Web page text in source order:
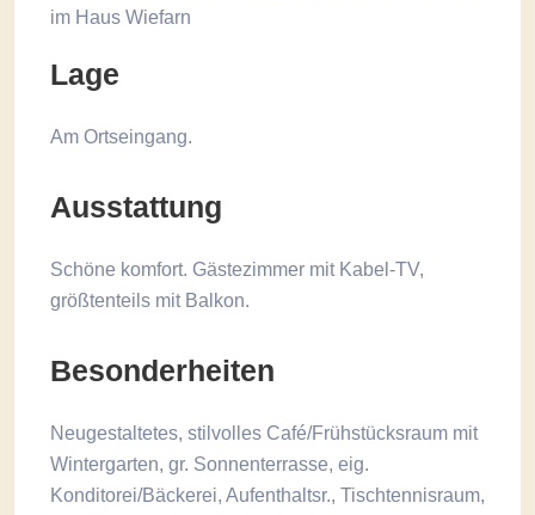
im Haus Wiefarn
Lage
Am Ortseingang.
Ausstattung
Schöne komfort. Gästezimmer mit Kabel-TV,
größtenteils mit Balkon.
Besonderheiten
Neugestaltetes, stilvolles Café/Frühstücksraum mit
Wintergarten, gr. Sonnenterrasse, eig.
Konditorei/Bäckerei, Aufenthaltsr., Tischtennisraum,